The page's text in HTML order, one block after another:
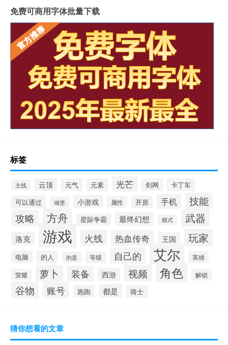
免费可商用字体批量下载
标签
主线 云顶 元气 元素 光芒 剑网
卡丁车
可以通过
城堡 小游戏 属性 开原 手机
技能
攻略
方舟 星际争霸 最终幻想 模式 武器
洛克 游戏 火线 热血传奇 王国 玩家
电脑 的人 的是 等级 自己的 艾尔 英雄
荣耀 萝卜 装备 西游 视频 角色 解锁
谷物 账号 跑跑 都是 骑士
猜你想看的文章